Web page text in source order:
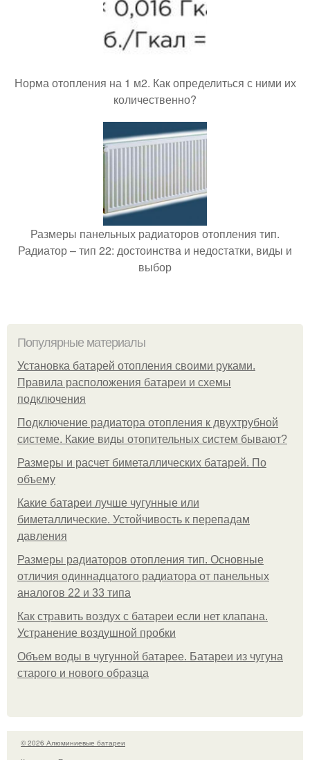
Норма отопления на 1 м2. Как определиться с ними их
количественно?
Размеры панельных радиаторов отопления тип.
Радиатор – тип 22: достоинства и недостатки, виды и
выбор
Популярные материалы
Установка батарей отопления своими руками.
Правила расположения батареи и схемы
подключения
Подключение радиатора отопления к двухтрубной
системе. Какие виды отопительных систем бывают?
Размеры и расчет биметаллических батарей. По
объему
Какие батареи лучше чугунные или
биметаллические. Устойчивость к перепадам
давления
Размеры радиаторов отопления тип. Основные
отличия одиннадцатого радиатора от панельных
аналогов 22 и 33 типа
Как стравить воздух с батареи если нет клапана.
Устранение воздушной пробки
Объем воды в чугунной батарее. Батареи из чугуна
старого и нового образца
© 2026 Алюминиевые батареи